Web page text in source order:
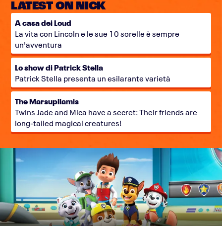
LATEST ON NICK
A casa dei Loud
La vita con Lincoln e le sue 10 sorelle è sempre
un'avventura
Lo show di Patrick Stella
Patrick Stella presenta un esilarante varietà
The Marsupilamis
Twins Jade and Mica have a secret: Their friends are
long-tailed magical creatures!